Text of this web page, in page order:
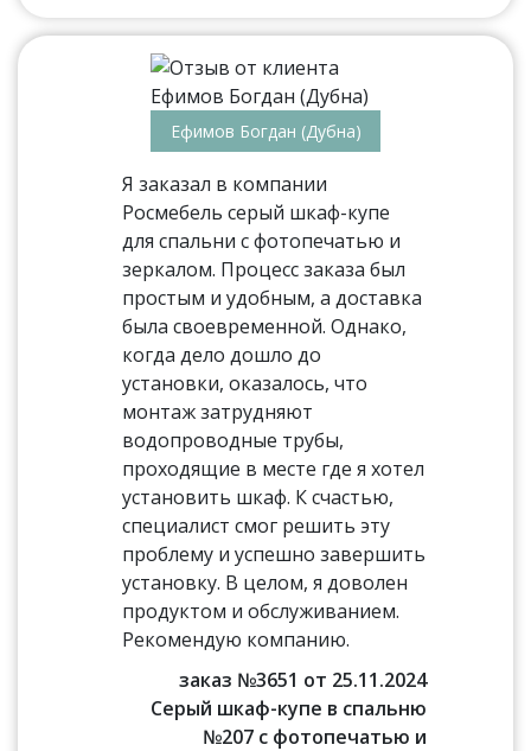
Ефимов Богдан (Дубна)
Я заказал в компании
Росмебель серый шкаф-купе
для спальни с фотопечатью и
зеркалом. Процесс заказа был
простым и удобным, а доставка
была своевременной. Однако,
когда дело дошло до
установки, оказалось, что
монтаж затрудняют
водопроводные трубы,
проходящие в месте где я хотел
установить шкаф. К счастью,
специалист смог решить эту
проблему и успешно завершить
установку. В целом, я доволен
продуктом и обслуживанием.
Рекомендую компанию.
заказ №3651 от 25.11.2024
Серый шкаф-купе в спальню
№207 с фотопечатью и